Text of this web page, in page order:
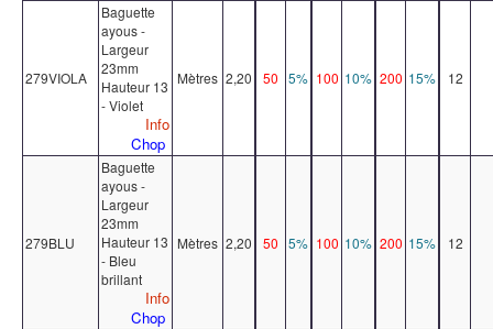
279VIOLA
Baguette
ayous -
Largeur
23mm
Hauteur 13
- Violet
Info
Chop
Mètres 2,20 50 5% 100 10% 200 15% 12
279BLU
Baguette
ayous -
Largeur
23mm
Hauteur 13
- Bleu
brillant
Info
Chop
Mètres 2,20 50 5% 100 10% 200 15% 12